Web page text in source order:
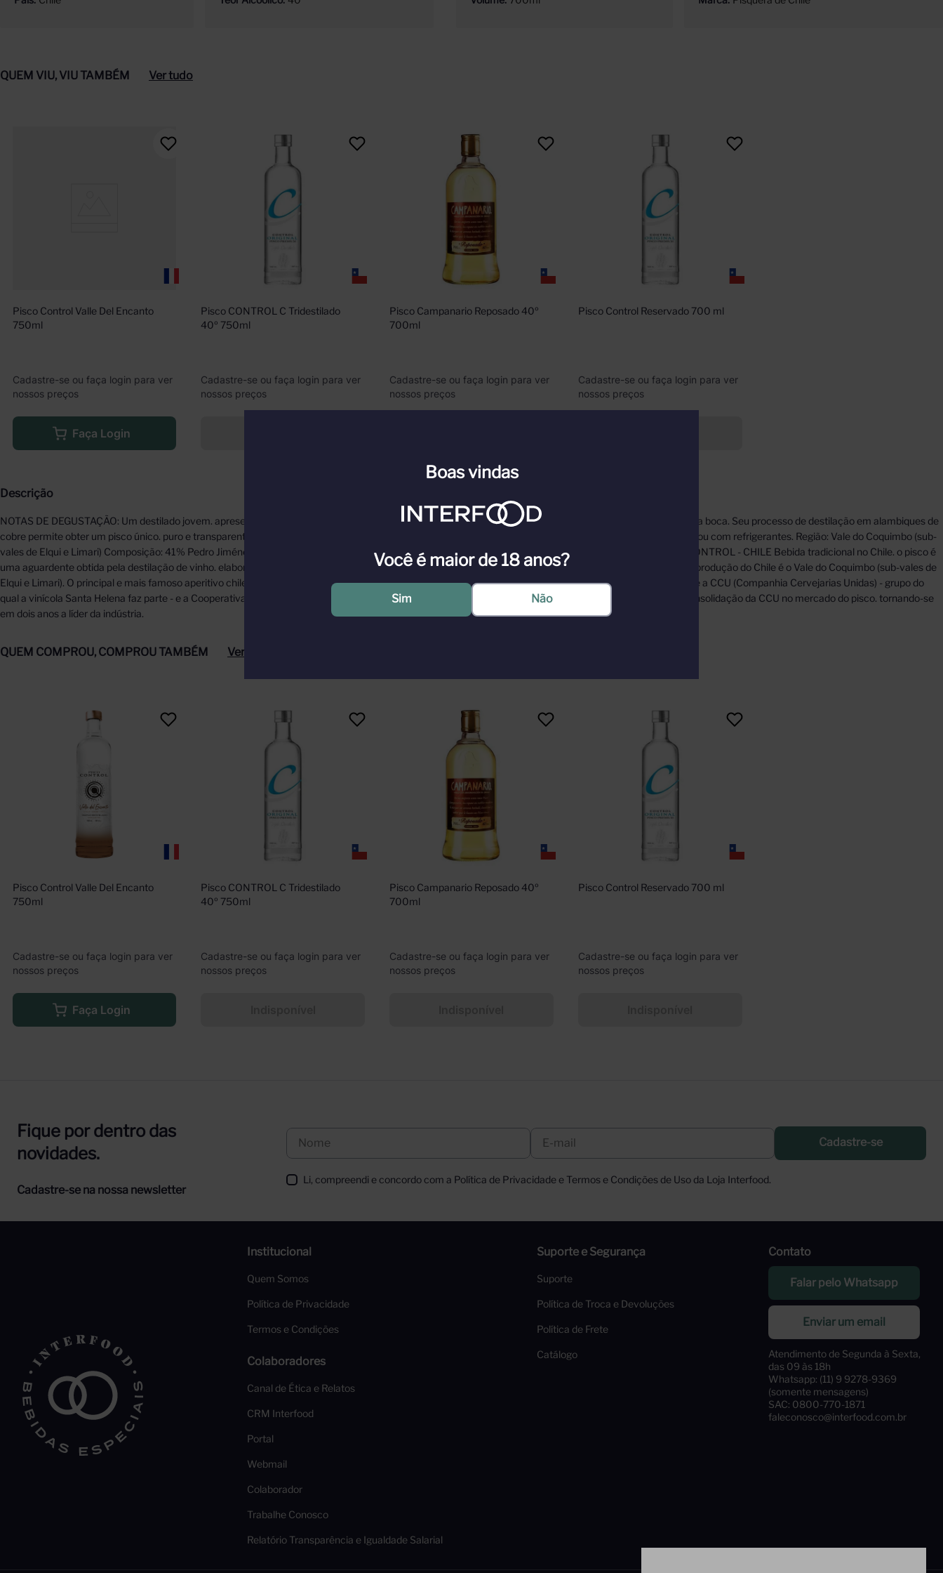
QUEM VIU, VIU TAMBÉM Ver tudo
Pisco Control Valle Del Encanto
750ml
Cadastre-se ou faça login para ver
nossos preços
Faça Login
Pisco CONTROL C Tridestilado
40º 750ml
Cadastre-se ou faça login para ver
nossos preços
Pisco Campanario Reposado 40º
700ml
Cadastre-se ou faça login para ver
nossos preços
Pisco Control Reservado 700 ml
Cadastre-se ou faça login para ver
nossos preços
Descrição
NOTAS DE DEGUSTAÇÃO: Um destilado jovem. apresenta um bouquet onde revelam-se suaves notas cítricas que dão origem a um pisco redondo e suave na boca. Seu processo de destilação em alambiques de
cobre permite obter um pisco único. puro e transparente. O aroma fresco e o sabor de Pisco Control pode ser apreciado puro. com gelo. com sucos de frutas ou com refrigerantes. Região: Vale do Coquimbo (sub-
vales de Elqui e Limari) Composição: 41% Pedro Jiménez; 23% Moscatel Austria; 20% Moscatel de Alejandría; 16% Moscatel Rosada. Álcool: 40% PISCO CONTROL - CHILE Bebida tradicional no Chile. o pisco é
uma aguardente obtida pela destilação de vinho. elaborada com as uvas viníferas (variedades Moscatel). Possui Denominación de Origen Pisco. A região de produção do Chile é o Vale do Coquimbo (sub-vales de
Elqui e Limari). O principal e mais famoso aperitivo chileno é o Pisco Sour. A Compañía Pisquera de Chile S.A. foi criada em 2005 através da associação entre a CCU (Companhia Cervejarias Unidas) - grupo do
qual a vinícola Santa Helena faz parte - e a Cooperativa Agrícola Control Pisquero Elqui y Limarí Limitada. O nascimento deste novo negócio representa a consolidação da CCU no mercado do pisco. tornando-se
em dois anos a líder da indústria.
QUEM COMPROU, COMPROU TAMBÉM Ver tudo
Pisco Control Valle Del Encanto
750ml
Cadastre-se ou faça login para ver
nossos preços
Faça Login
Pisco CONTROL C Tridestilado
40º 750ml
Cadastre-se ou faça login para ver
nossos preços
Pisco Campanario Reposado 40º
700ml
Cadastre-se ou faça login para ver
nossos preços
Pisco Control Reservado 700 ml
Cadastre-se ou faça login para ver
nossos preços
Fique por dentro das
novidades.
Cadastre-se na nossa newsletter
Cadastre-se
Li, compreendi e concordo com a Política de Privacidade e Termos e Condições de Uso da Loja Interfood.
Institucional
Quem Somos
Política de Privacidade
Termos e Condições
Colaboradores
Canal de Ética e Relatos
CRM Interfood
Portal
Webmail
Colaborador
Trabalhe Conosco
Relatório Transparência e Igualdade Salarial
Suporte e Segurança
Suporte
Política de Troca e Devoluções
Política de Frete
Catálogo
Contato
Falar pelo Whatsapp
Enviar um email
Atendimento de Segunda à Sexta,
das 09 às 18h
Whatsapp: (11) 9 9278-9369
(somente mensagens)
SAC: 0800-770-1871
faleconosco@interfood.com.br
Boas vindas
Você é maior de 18 anos?
Sim Não